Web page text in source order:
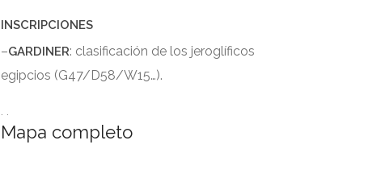
INSCRIPCIONES
–GARDINER: clasificación de los jeroglíficos
egipcios (G47/D58/W15…).
. .
Mapa completo